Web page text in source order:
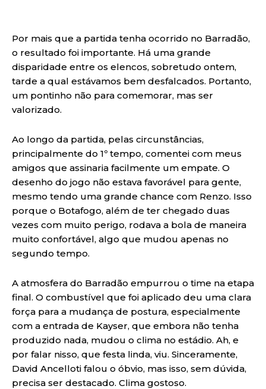
Por mais que a partida tenha ocorrido no Barradão,
o resultado foi importante. Há uma grande
disparidade entre os elencos, sobretudo ontem,
tarde a qual estávamos bem desfalcados. Portanto,
um pontinho não para comemorar, mas ser
valorizado.
Ao longo da partida, pelas circunstâncias,
principalmente do 1º tempo, comentei com meus
amigos que assinaria facilmente um empate. O
desenho do jogo não estava favorável para gente,
mesmo tendo uma grande chance com Renzo. Isso
porque o Botafogo, além de ter chegado duas
vezes com muito perigo, rodava a bola de maneira
muito confortável, algo que mudou apenas no
segundo tempo.
A atmosfera do Barradão empurrou o time na etapa
final. O combustível que foi aplicado deu uma clara
força para a mudança de postura, especialmente
com a entrada de Kayser, que embora não tenha
produzido nada, mudou o clima no estádio. Ah, e
por falar nisso, que festa linda, viu. Sinceramente,
David Ancelloti falou o óbvio, mas isso, sem dúvida,
precisa ser destacado. Clima gostoso.